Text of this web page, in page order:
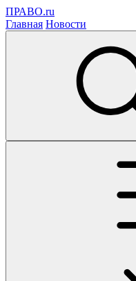
ПРАВО.ru
Главная Новости